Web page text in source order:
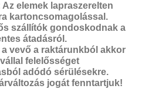
elemek lapraszerelten
kartoncsomagolással.
szállítók gondoskodnak a
átadásról.
vevő a raktárunkból akkor
felelősséget
adódó sérülésekre.
jogát fenntartjuk!